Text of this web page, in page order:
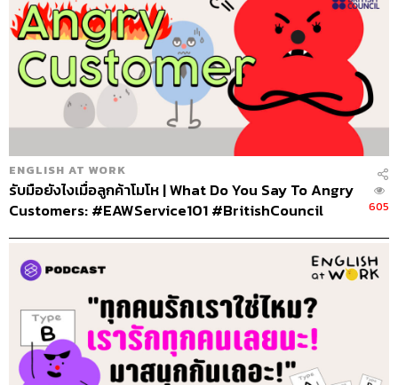
ENGLISH AT WORK
รับมือยังไงเมื่อลูกค้าโมโห | What Do You Say To Angry
Customers: #EAWService101 #BritishCouncil
605